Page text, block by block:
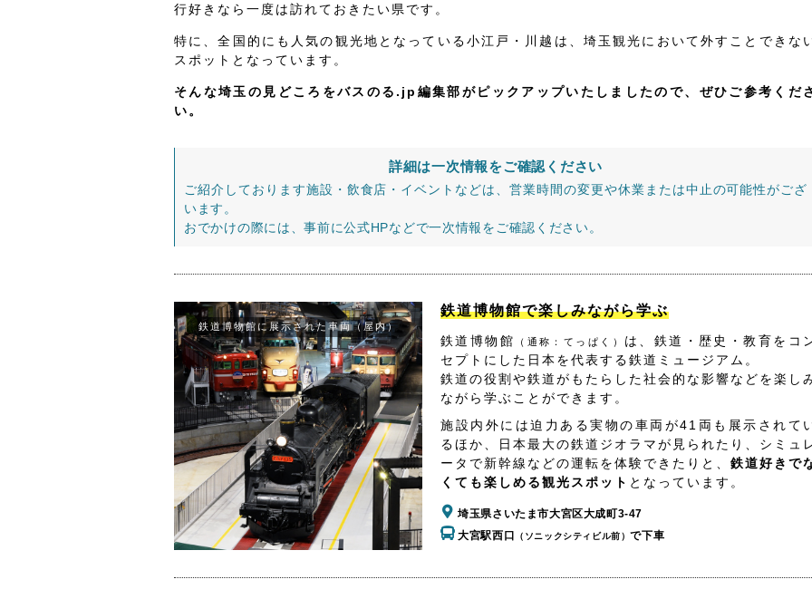
行好きなら一度は訪れておきたい県です。
特に、全国的にも人気の観光地となっている小江戸・川越は、埼玉観光において外すことできな
スポットとなっています。
そんな埼玉の見どころをバスのる.jp編集部がピックアップいたしましたので、ぜひご参考くだ
い。
詳細は一次情報をご確認ください
ご紹介しております施設・飲食店・イベントなどは、営業時間の変更や休業または中止の可能性がござ
います。
おでかけの際には、事前に公式HPなどで一次情報をご確認ください。
鉄道博物館に展示された車両（屋内）
鉄道博物館で楽しみながら学ぶ
鉄道博物館 （通称：てっぱく） は、鉄道・歴史・教育をコ
セプトにした日本を代表する鉄道ミュージアム。
鉄道の役割や鉄道がもたらした社会的な影響などを楽し
ながら学ぶことができます。
施設内外には迫力ある実物の車両が41両も展示されて
るほか、日本最大の鉄道ジオラマが見られたり、シミュ
ータで新幹線などの運転を体験できたりと、 鉄道好きで
くても楽しめる観光スポット となっています。
埼玉県さいたま市大宮区大成町3-47
大宮駅西口
（ソニックシティビル前）で下車